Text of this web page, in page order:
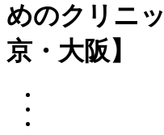
めのクリニ
京・大阪】